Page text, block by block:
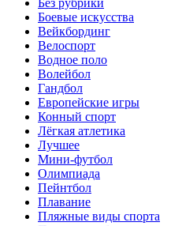
Без рубрики
Боевые искусства
Вейкбординг
Велоспорт
Водное поло
Волейбол
Гандбол
Европейские игры
Конный спорт
Лёгкая атлетика
Лучшее
Мини-футбол
Олимпиада
Пейнтбол
Плавание
Пляжные виды спорта